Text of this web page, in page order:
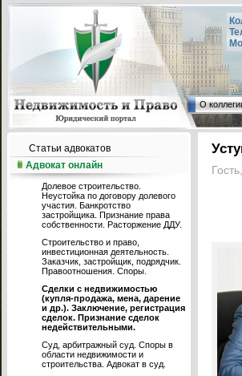
О
Статьи адвокатов
Адвокат онлайн
Долевое строительство.
Неустойка по договору долевого
участия. Банкротство
застройщика. Признание права
собственности. Расторжение ДДУ.
Строительство и право,
инвестиционная деятельность.
Заказчик, застройщик, подрядчик.
Правоотношения. Споры.
Сделки с недвижимостью
(купля-продажа, мена, дарение
и др.). Заключение, регистрация
сделок. Признание сделок
недействительными.
Суд, арбитражный суд. Споры в
области недвижимости и
строительства. Адвокат в суд.
Гость,